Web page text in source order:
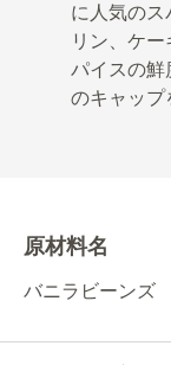
に人気の
リン、ケ
パイスの鮮
のキャップ
原材料名
バニラビーンズ